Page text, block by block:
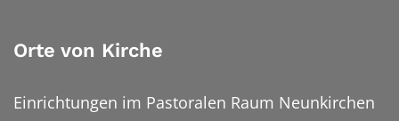
Orte von Kirche
Einrichtungen im Pastoralen Raum Neunkirchen